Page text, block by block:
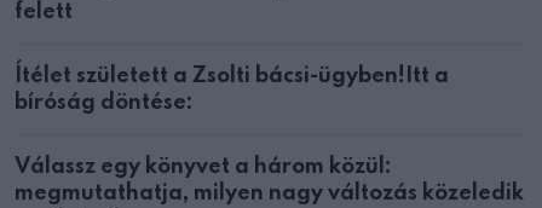
felett
Ítélet született a Zsolti bácsi-ügyben!Itt a
bíróság döntése:
Válassz egy könyvet a három közül:
megmutathatja, milyen nagy változás közeledik